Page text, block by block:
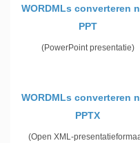
WORDMLs converteren
PPT
(PowerPoint presentatie)
WORDMLs converteren
PPTX
(Open XML-